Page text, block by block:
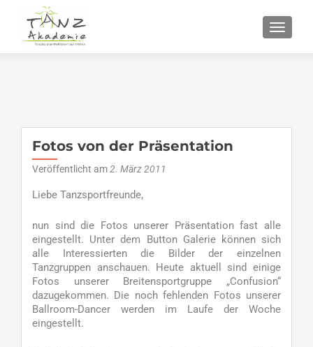
Fotos von der Präsentation
Veröffentlicht am2. März 2011
Liebe Tanzsportfreunde,
nun sind die Fotos unserer Präsentation fast alle
eingestellt. Unter dem Button Galerie können sich
alle Interessierten die Bilder der einzelnen
Tanzgruppen anschauen. Heute aktuell sind einige
Fotos unserer Breitensportgruppe „Confusion“
dazugekommen. Die noch fehlenden Fotos unserer
Ballroom-Dancer werden im Laufe der Woche
eingestellt.